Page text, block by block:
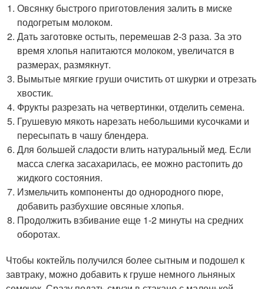
Овсянку быстрого приготовления залить в миске
подогретым молоком.
Дать заготовке остыть, перемешав 2-3 раза. За это
время хлопья напитаются молоком, увеличатся в
размерах, размякнут.
Вымытые мягкие груши очистить от шкурки и отрезать
хвостик.
Фрукты разрезать на четвертинки, отделить семена.
Грушевую мякоть нарезать небольшими кусочками и
пересыпать в чашу блендера.
Для большей сладости влить натуральный мед. Если
масса слегка засахарилась, ее можно растопить до
жидкого состояния.
Измельчить компоненты до однородного пюре,
добавить разбухшие овсяные хлопья.
Продолжить взбивание еще 1-2 минуты на средних
оборотах.
Чтобы коктейль получился более сытным и подошел к
завтраку, можно добавить к груше немного льняных